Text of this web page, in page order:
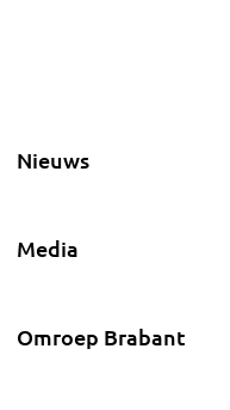
Nieuws
Media
Omroep Brabant